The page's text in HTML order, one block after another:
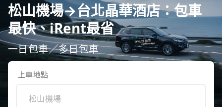
松山機場→台北晶華酒店：包車
最快、iRent最省
一日包車／多日包車
上車地點